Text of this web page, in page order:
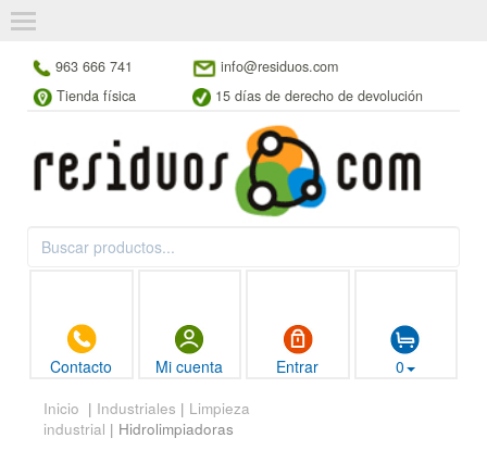
963 666 741
info@residuos.com
Tienda física
15 días de derecho de devolución
Contacto Mi cuenta Entrar 0
Inicio | Industriales | Limpieza
industrial | Hidrolimpiadoras